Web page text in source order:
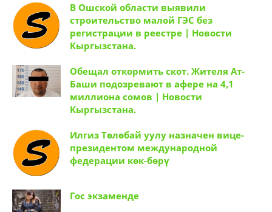
В Ошской области выявили
строительство малой ГЭС без
регистрации в реестре | Новости
Кыргызстана.
Обещал откормить скот. Жителя Ат-
Баши подозревают в афере на 4,1
миллиона сомов | Новости
Кыргызстана.
Илгиз Төлөбай уулу назначен вице-
президентом международной
федерации көк-бөрү
Гос экзаменде